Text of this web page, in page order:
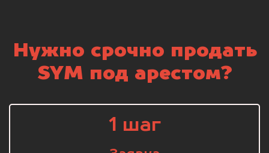
Нужно срочно продать
SYM под арестом?
1 шаг